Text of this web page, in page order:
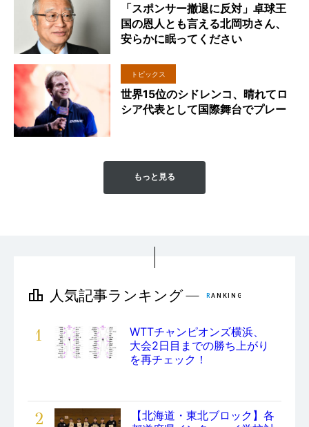
「スポンサー撤退に反対」卓球王
国の恩人とも言える北岡功さん、
安らかに眠ってください
トピックス
世界15位のシドレンコ、晴れてロ
シア代表として国際舞台でプレー
もっと見る
1
WTTチャンピオンズ横浜、
大会2日目までの勝ち上がり
を再チェック！
2
【北海道・東北ブロック】各